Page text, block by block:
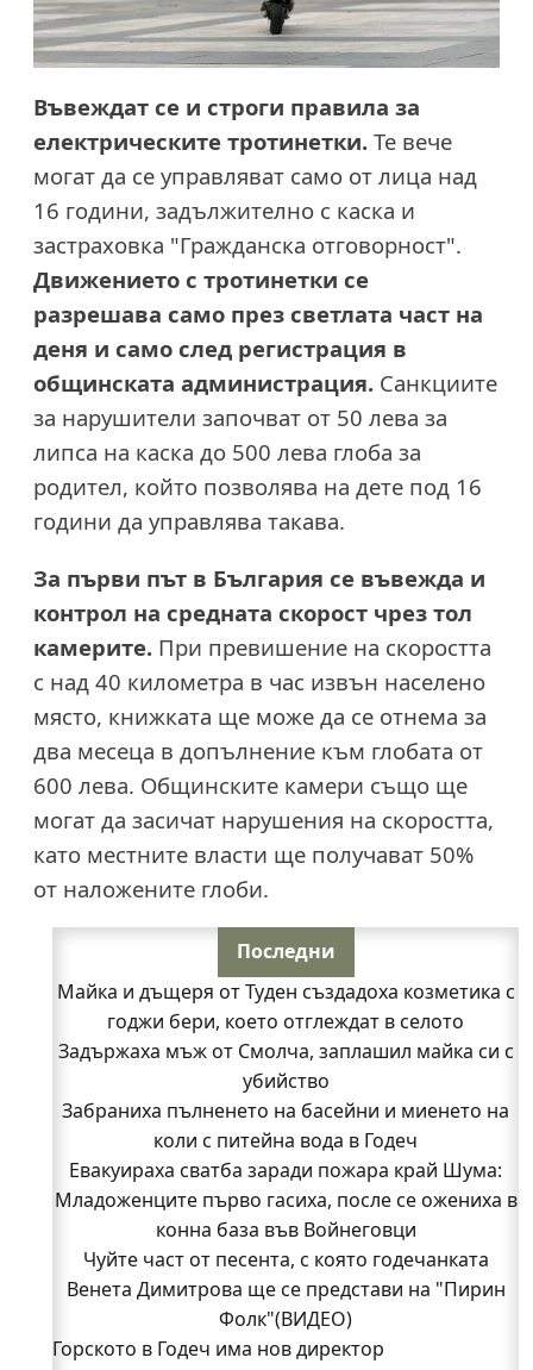
Въвеждат се и строги правила за
електрическите тротинетки. Те вече
могат да се управляват само от лица над
16 години, задължително с каска и
застраховка "Гражданска отговорност".
Движението с тротинетки се
разрешава само през светлата част на
деня и само след регистрация в
общинската администрация. Санкциите
за нарушители започват от 50 лева за
липса на каска до 500 лева глоба за
родител, който позволява на дете под 16
години да управлява такава.
За първи път в България се въвежда и
контрол на средната скорост чрез тол
камерите. При превишение на скоростта
с над 40 километра в час извън населено
място, книжката ще може да се отнема за
два месеца в допълнение към глобата от
600 лева. Общинските камери също ще
могат да засичат нарушения на скоростта,
като местните власти ще получават 50%
от наложените глоби.
Последни
Майка и дъщеря от Туден създадоха козметика с
годжи бери, което отглеждат в селото
Задържаха мъж от Смолча, заплашил майка си с
убийство
Забраниха пълненето на басейни и миенето на
коли с питейна вода в Годеч
Евакуираха сватба заради пожара край Шума:
Младоженците първо гасиха, после се ожениха в
конна база във Войнеговци
Чуйте част от песента, с която годечанката
Венета Димитрова ще се представи на "Пирин
Фолк"(ВИДЕО)
Горското в Годеч има нов директор